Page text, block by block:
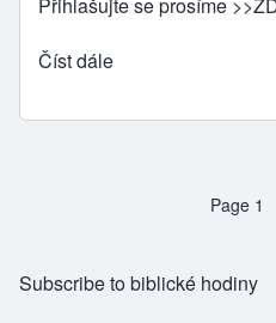
Číst dále
Page 1
Subscribe to biblické hodiny